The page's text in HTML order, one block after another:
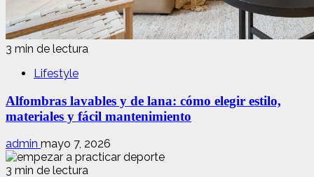
3 min de lectura
Lifestyle
Alfombras lavables y de lana: cómo elegir estilo,
materiales y fácil mantenimiento
admin mayo 7, 2026
3 min de lectura